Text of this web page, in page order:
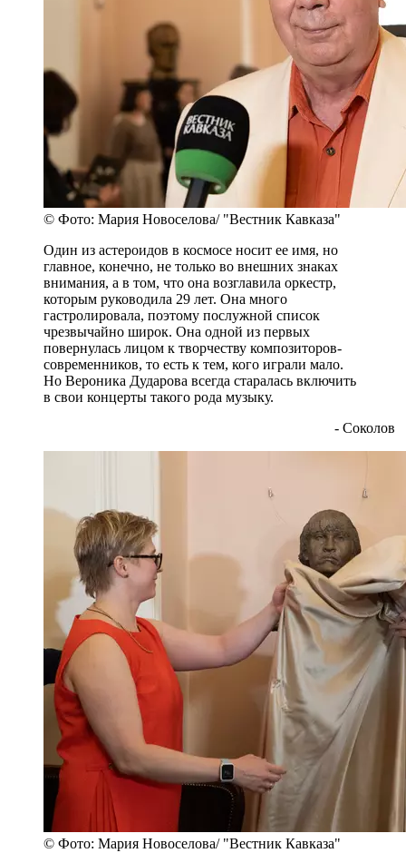
© Фото: Мария Новоселова/ "Вестник Кавказа"
Один из астероидов в космосе носит ее имя, но
главное, конечно, не только во внешних знаках
внимания, а в том, что она возглавила оркестр,
которым руководила 29 лет. Она много
гастролировала, поэтому послужной список
чрезвычайно широк. Она одной из первых
повернулась лицом к творчеству композиторов-
современников, то есть к тем, кого играли мало.
Но Вероника Дударова всегда старалась включить
в свои концерты такого рода музыку.
- Соколов
© Фото: Мария Новоселова/ "Вестник Кавказа"